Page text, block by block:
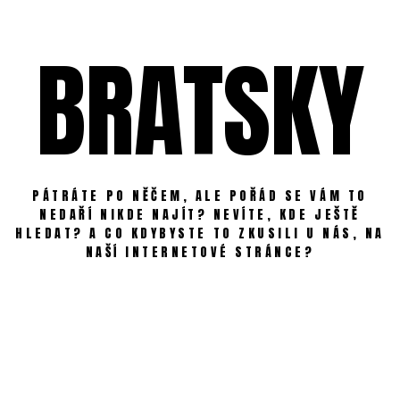
BRATSKY
PÁTRÁTE PO NĚČEM, ALE POŘÁD SE VÁM TO
NEDAŘÍ NIKDE NAJÍT? NEVÍTE, KDE JEŠTĚ
HLEDAT? A CO KDYBYSTE TO ZKUSILI U NÁS, NA
NAŠÍ INTERNETOVÉ STRÁNCE?